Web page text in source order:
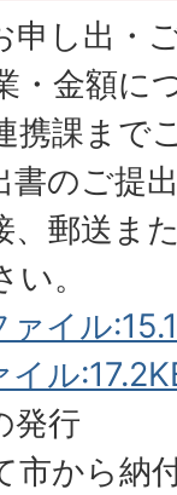
申し出・
・金額に
携課まで
書のご提
、郵送ま
。
イル
イル
発行
市から納